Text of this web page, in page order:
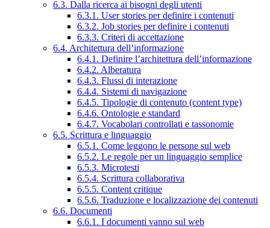
6.3. Dalla ricerca ai bisogni degli utenti
6.3.1. User stories per definire i contenuti
6.3.2. Job stories per definire i contenuti
6.3.3. Criteri di accettazione
6.4. Architettura dell’informazione
6.4.1. Definire l’architettura dell’informazione
6.4.2. Alberatura
6.4.3. Flussi di interazione
6.4.4. Sistemi di navigazione
6.4.5. Tipologie di contenuto (content type)
6.4.6. Ontologie e standard
6.4.7. Vocabolari controllati e tassonomie
6.5. Scrittura e linguaggio
6.5.1. Come leggono le persone sul web
6.5.2. Le regole per un linguaggio semplice
6.5.3. Microtesti
6.5.4. Scrittura collaborativa
6.5.5. Content critique
6.5.6. Traduzione e localizzazione dei contenuti
6.6. Documenti
6.6.1. I documenti vanno sul web